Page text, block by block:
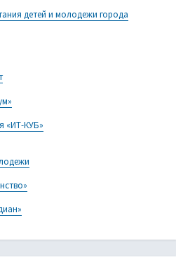
детей и молодежи города
«ИТ-КУБ»